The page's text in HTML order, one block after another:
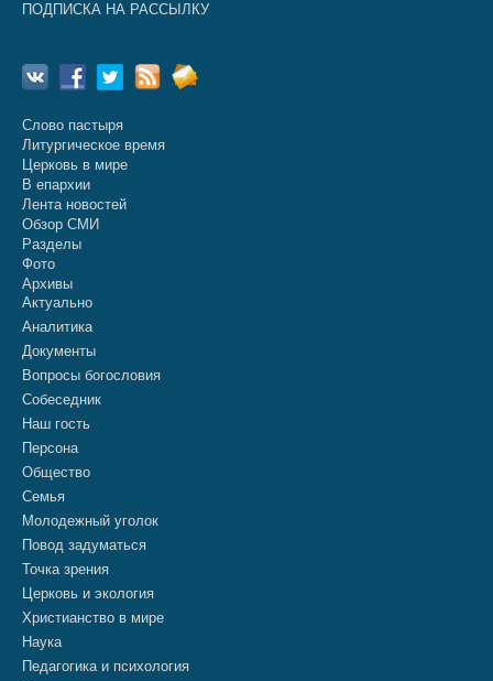
ПОДПИСКА НА РАССЫЛКУ
Слово пастыря
Литургическое время
Церковь в мире
В епархии
Лента новостей
Обзор СМИ
Разделы
Фото
Архивы
Актуально
Аналитика
Документы
Вопросы богословия
Собеседник
Наш гость
Персона
Общество
Семья
Молодежный уголок
Повод задуматься
Точка зрения
Церковь и экология
Христианство в мире
Наука
Педагогика и психология